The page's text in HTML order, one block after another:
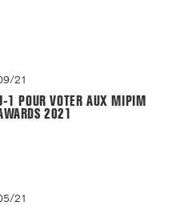
21
1 POUR VOTER AUX MIPIM
2021
21